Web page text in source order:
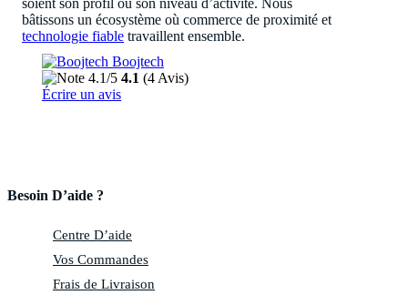
bâtissons un écosystème où commerce de proximité et
technologie fiable travaillent ensemble.
Besoin D’aide ?
Centre D’aide
Vos Commandes
Frais de Livraison